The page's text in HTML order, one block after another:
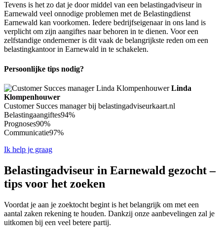
Tevens is het zo dat je door middel van een belastingadviseur in
Earnewald veel onnodige problemen met de Belastingdienst
Earnewald kan voorkomen. Iedere bedrijfseigenaar in ons land is
verplicht om zijn aangiftes naar behoren in te dienen. Voor een
zelfstandige ondernemer is dit vaak de belangrijkste reden om een
belastingkantoor in Earnewald in te schakelen.
Persoonlijke tips nodig?
Linda
Klompenhouwer
Customer Succes manager bij belastingadviseurkaart.nl
Belastingaangiftes94%
Prognoses90%
Communicatie97%
Ik help je graag
Belastingadviseur in Earnewald gezocht –
tips voor het zoeken
Voordat je aan je zoektocht begint is het belangrijk om met een
aantal zaken rekening te houden. Dankzij onze aanbevelingen zal je
uitkomen bij een veel betere partij.